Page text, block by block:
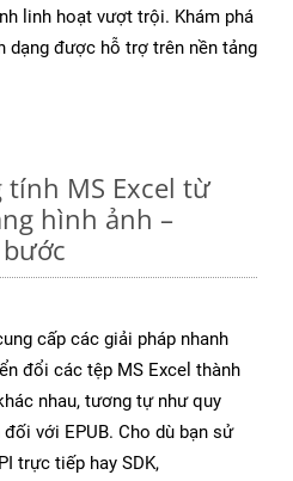
linh hoạt vượt trội. Khám phá
dạng được hỗ trợ trên nền tảng
MS Excel từ
hình ảnh –
cấp các giải pháp nhanh
đổi các tệp MS Excel thành
nhau, tương tự như quy
với EPUB. Cho dù bạn sử
trực tiếp hay SDK,